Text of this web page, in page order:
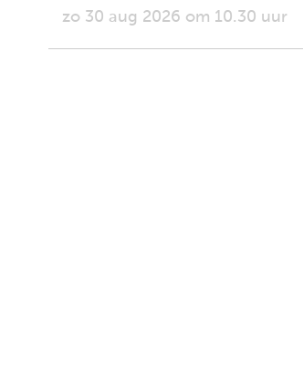
zo 30 aug 2026 om 10.30 uur